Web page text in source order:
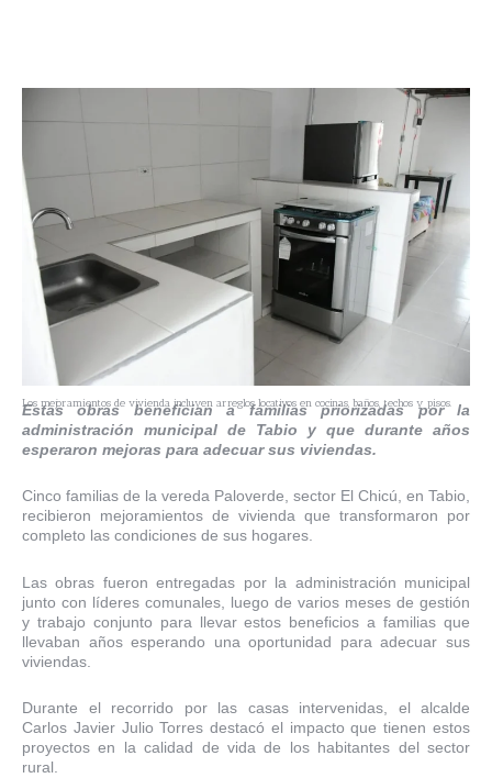
Los mejoramientos de vivienda incluyen arreglos locativos en cocinas, baños, techos y pisos.
Estas obras benefician a familias priorizadas por la
administración municipal de Tabio y que durante años
esperaron mejoras para adecuar sus viviendas.
Cinco familias de la vereda Paloverde, sector El Chicú, en Tabio,
recibieron mejoramientos de vivienda que transformaron por
completo las condiciones de sus hogares.
Las obras fueron entregadas por la administración municipal
junto con líderes comunales, luego de varios meses de gestión
y trabajo conjunto para llevar estos beneficios a familias que
llevaban años esperando una oportunidad para adecuar sus
viviendas.
Durante el recorrido por las casas intervenidas, el alcalde
Carlos Javier Julio Torres destacó el impacto que tienen estos
proyectos en la calidad de vida de los habitantes del sector
rural.